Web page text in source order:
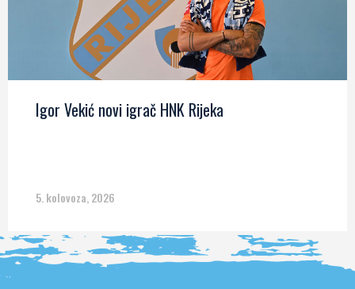
Igor Vekić novi igrač HNK Rijeka
5. kolovoza, 2026